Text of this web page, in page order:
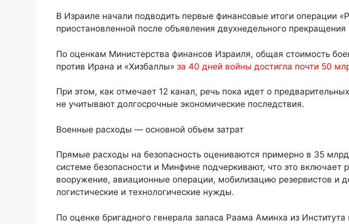
В Израиле начали подводить первые финансовые итоги операции
приостановленной после объявления двухнедельного прекращения
По оценкам Министерства финансов Израиля, общая стоимость
против Ирана и «Хизбаллы» за 40 дней войны достигла почти 50
При этом, как отмечает 12 канал, речь пока идет о
не учитывают долгосрочные экономические последствия.
Военные расходы — основной объем затрат
Прямые расходы на безопасность оцениваются примерно в 35
системе безопасности и Минфине подчеркивают, что это включает
вооружение, авиационные операции, мобилизацию резервистов и
логистические и технологические нужды.
По оценке бригадного генерала запаса Раама Аминха из Института